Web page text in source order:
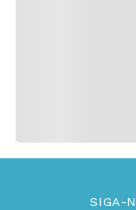
SIGA-